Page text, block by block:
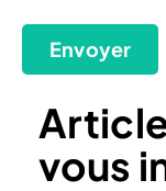
Envoyer
vous